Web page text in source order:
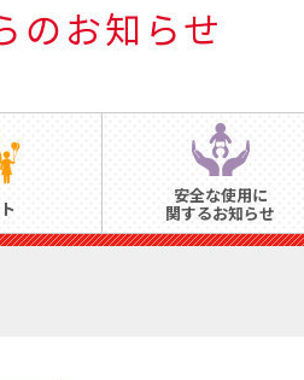
のお知らせ
安全な使用に
関するお知らせ